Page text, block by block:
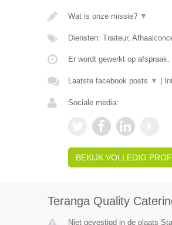
Wat is onze missie? ▼
Diensten: Traiteur,
Er wordt gewerkt op afspraak.
Laatste facebook posts ▼
Sociale media:
BEKIJK VOLLEDIG
Teranga Quality
Niet gevestigd in de plaats